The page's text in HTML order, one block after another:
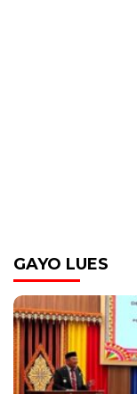
GAYO LUES